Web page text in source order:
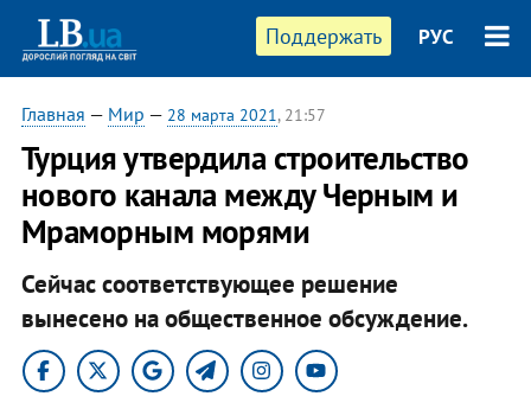
Поддержать РУС
Главная — Мир — 28 марта 2021, 21:57
Турция утвердила строительство
нового канала между Черным и
Мраморным морями
Сейчас соответствующее решение
вынесено на общественное обсуждение.